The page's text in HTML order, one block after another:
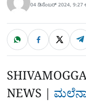
04 ಡಿಸೆಂಬರ್ 2024, 9:27
ಹಂಚಿಕೊಳ್ಳಿ
W
a
t
p
p
F
c
e
o
k
X T
l
e
a
m
NEWS |